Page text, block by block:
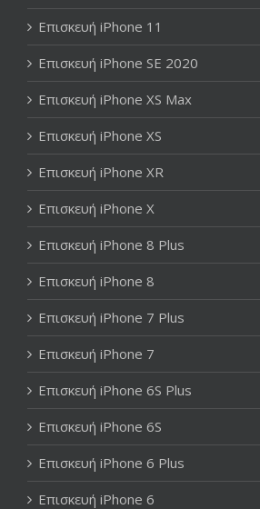
Επισκευή iPhone 11
Επισκευή iPhone SE 2020
Επισκευή iPhone XS Max
Επισκευή iPhone XS
Επισκευή iPhone XR
Επισκευή iPhone X
Επισκευή iPhone 8 Plus
Επισκευή iPhone 8
Επισκευή iPhone 7 Plus
Επισκευή iPhone 7
Επισκευή iPhone 6S Plus
Επισκευή iPhone 6S
Επισκευή iPhone 6 Plus
Επισκευή iPhone 6